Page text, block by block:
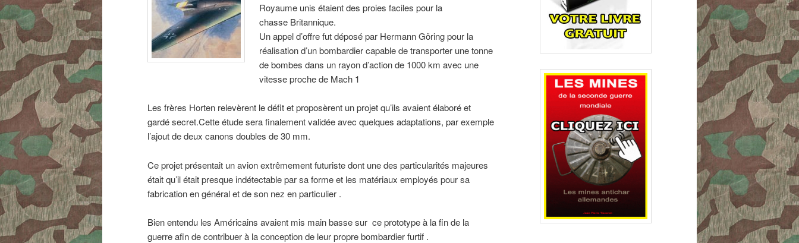
Royaume unis étaient des proies faciles pour la
chasse Britannique.
Un appel d’offre fut déposé par Hermann Göring pour la
réalisation d’un bombardier capable de transporter une tonne
de bombes dans un rayon d’action de 1000 km avec une
vitesse proche de Mach 1
Les frères Horten relevèrent le défit et proposèrent un projet qu’ils avaient élaboré et
gardé secret.Cette étude sera finalement validée avec quelques adaptations, par exemple
l’ajout de deux canons doubles de 30 mm.
Ce projet présentait un avion extrêmement futuriste dont une des particularités majeures
était qu’il était presque indétectable par sa forme et les matériaux employés pour sa
fabrication en général et de son nez en particulier .
Bien entendu les Américains avaient mis main basse sur ce prototype à la fin de la
guerre afin de contribuer à la conception de leur propre bombardier furtif .